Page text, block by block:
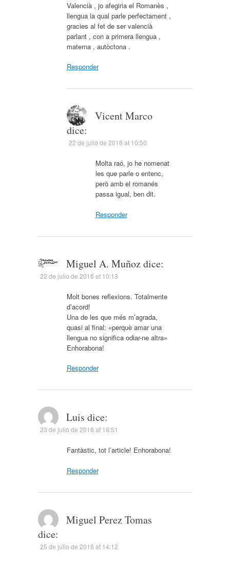
Valencià , jo afegiria el Romanès ,
llengua la qual parle perfectament ,
gracies al fet de ser valencià
parlant , con a primera llengua ,
materna , autòctona .
Responder
Vicent Marco
dice:
22 de julio de 2016 at 10:50
Molta raó, jo he nomenat
les que parle o entenc,
però amb el romanés
passa igual, ben dit.
Responder
Miguel A. Muñoz dice:
22 de julio de 2016 at 10:13
Molt bones reflexions. Totalmente
d’acord!
Una de les que més m’agrada,
quasi al final: «perquè amar una
llengua no significa odiar-ne altra»
Enhorabona!
Responder
Luis dice:
23 de julio de 2016 at 16:51
Fantàstic, tot l’article! Enhorabona!
Responder
Miguel Perez Tomas
dice:
25 de julio de 2016 at 14:12